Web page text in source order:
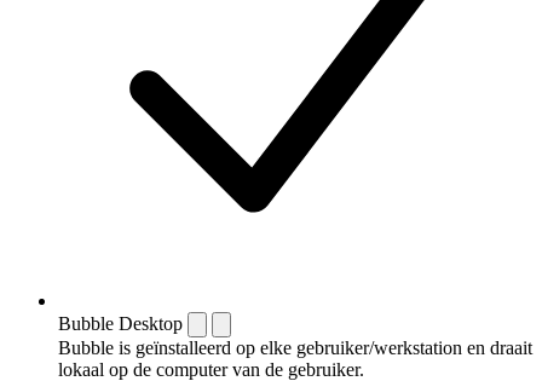
Bubble Desktop
Bubble is geïnstalleerd op elke gebruiker/werkstation en draait
lokaal op de computer van de gebruiker.